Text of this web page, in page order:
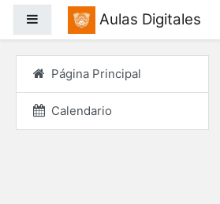
Panel lateralAulas Digitales
Página Principal
Calendario